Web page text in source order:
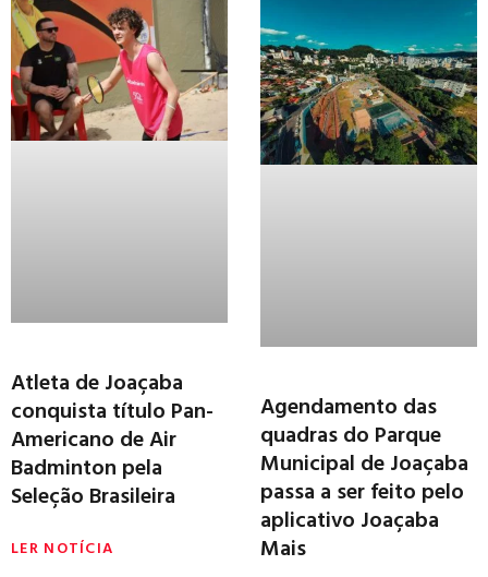
Atleta de Joaçaba
conquista título Pan-
Americano de Air
Badminton pela
Seleção Brasileira
LER NOTÍCIA
Agendamento das
quadras do Parque
Municipal de Joaçaba
passa a ser feito pelo
aplicativo Joaçaba
Mais